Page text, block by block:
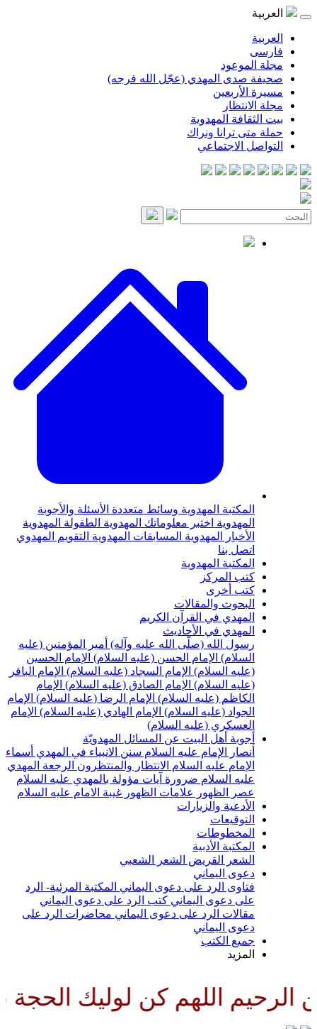
المهدي (عجّل الله فرجه)
المهدوية
ترانا ونراك
الاجتماعي
المهدويةوسائط متعددةالأسئلة والأجوبة
اختبر معلوماتك المهدويةالطفولة المهدوية
المهدويةالمسابقات المهدويةالتقويم المهدوي
المهدوية
والمقالات
في القرآن الكريم
في الأحاديث
الله (صلّى الله عليه وآله) أمير المؤمنين (عليه
الإمام الحسن (عليه السلام) الإمام الحسين
الإمام السجاد (عليه السلام) الإمام الباقر
الإمام الصادق (عليه السلام) الإمام
(عليه السلام) الإمام الرضا (عليه السلام) الإمام
(عليه السلام) الإمام الهادي (عليه السلام) الإمام
(عليه السلام)
أهل البيت عن المسائل المهدويّة
الإمام عليه السلامسنن الانبياء في المهديأسماء
عليه السلامالانتظار والمنتظرونالرجعةالمهدي
السلام ضرورة آيات مؤولة بالمهدي عليه السلام
علامات الظهورغيبة الامام عليه السلام
والزيارات
الأدبية
الشعر الشعبي
اليماني
الرد على دعوى اليماني المكتبة المرئية- الرد
دعوى اليماني كتب الرد على دعوى اليماني
الرد على دعوى اليماني محاضرات الرد على
كن لوليك الحجة بن الحسن